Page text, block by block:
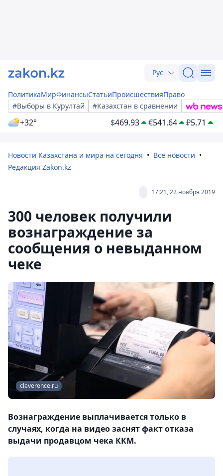
Рус
ПолитикаМирФинансыСтатьиПроисшествияПраво
#Выборы в Курултай
#Казахстан в сравнении
+32° $469.93 €541.64 ₽5.71
Новости Казахстана и мира на сегодня
Все новости
Редакция Zakon.kz
17:21, 22 ноября 2019
300 человек получили
вознаграждение за
сообщения о невыданном
чеке
cleverence.ru
Вознаграждение выплачивается только в
случаях, когда на видео заснят факт отказа
выдачи продавцом чека ККМ.